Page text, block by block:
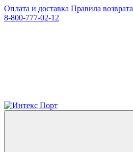
Оплата и доставка Правила возврата
8-800-777-02-12